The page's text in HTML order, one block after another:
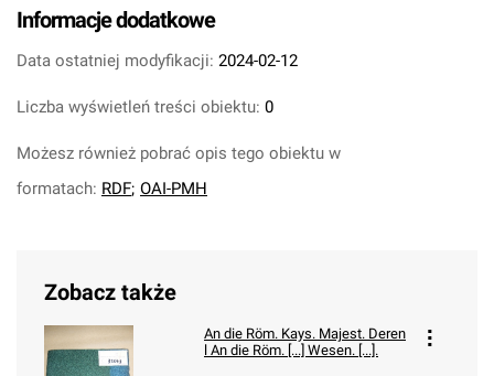
Informacje dodatkowe
Data ostatniej modyfikacji: 2024-02-12
Liczba wyświetleń treści obiektu: 0
Możesz również pobrać opis tego obiektu w
formatach: RDF; OAI-PMH
Zobacz także
An die Röm. Kays. Majest. Deren
l An die Röm. [...] Wesen. [...].